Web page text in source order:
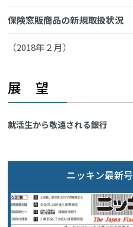
保険窓販商品の新規取扱状況
（2018年２月）
展 望
就活生から敬遠される銀行
ニッキン最新